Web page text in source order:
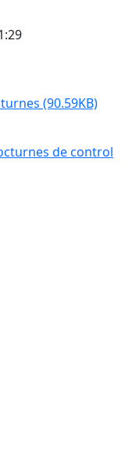
(90.59KB)
de control